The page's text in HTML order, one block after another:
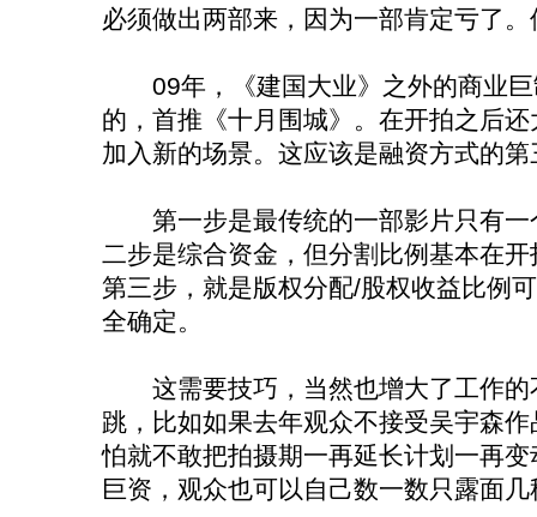
必须做出两部来，因为一部肯定亏了
09年，《建国大业》之外的商业巨
的，首推《十月围城》。在开拍之后
加入新的场景。这应该是融资方式的第
第一步是最传统的一部影片只有一
二步是综合资金，但分割比例基本在
第三步，就是版权分配/股权收益比例
全确定。
这需要技巧，当然也增大了工作的
跳，比如如果去年观众不接受吴宇森
怕就不敢把拍摄期一再延长计划一再
巨资，观众也可以自己数一数只露面